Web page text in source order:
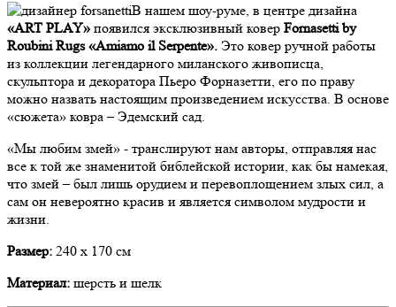
В нашем шоу-руме, в центре дизайна
«ART PLAY» появился эксклюзивный ковер Fornasetti by
Roubini Rugs «Amiamo il Serpente». Это ковер ручной работы
из коллекции легендарного миланского живописца,
скульптора и декоратора Пьеро Форназетти, его по праву
можно назвать настоящим произведением искусства. В основе
«сюжета» ковра – Эдемский сад.
«Мы любим змей» - транслируют нам авторы, отправляя нас
все к той же знаменитой библейской истории, как бы намекая,
что змей – был лишь орудием и перевоплощением злых сил, а
сам он невероятно красив и является символом мудрости и
жизни.
Размер: 240 x 170 см
Материал: шерсть и шелк